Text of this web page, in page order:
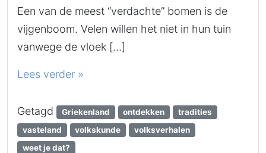
Een van de meest “verdachte” bomen is de
vijgenboom. Velen willen het niet in hun tuin
vanwege de vloek […]
Lees verder »
Getagd Griekenland ontdekken
tradities
vasteland
volkskunde
volksverhalen
weet je dat?